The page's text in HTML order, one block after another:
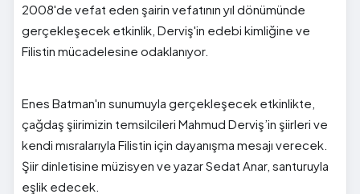
2008'de vefat eden şairin vefatının yıl dönümünde
gerçekleşecek etkinlik, Derviş'in edebi kimliğine ve
Filistin mücadelesine odaklanıyor.
Enes Batman'ın sunumuyla gerçekleşecek etkinlikte,
çağdaş şiirimizin temsilcileri Mahmud Derviş’in şiirleri ve
kendi mısralarıyla Filistin için dayanışma mesajı verecek.
Şiir dinletisine müzisyen ve yazar Sedat Anar, santuruyla
eşlik edecek.